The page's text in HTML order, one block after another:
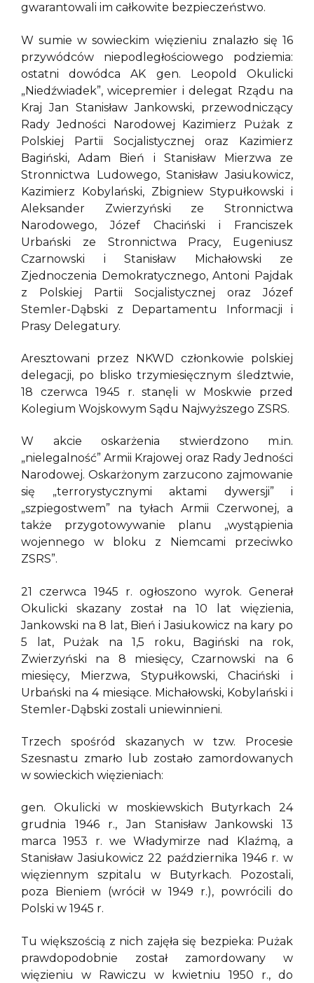
gwarantowali im całkowite bezpieczeństwo.
W sumie w sowieckim więzieniu znalazło się 16
przywódców niepodległościowego podziemia:
ostatni dowódca AK gen. Leopold Okulicki
„Niedźwiadek”, wicepremier i delegat Rządu na
Kraj Jan Stanisław Jankowski, przewodniczący
Rady Jedności Narodowej Kazimierz Pużak z
Polskiej Partii Socjalistycznej oraz Kazimierz
Bagiński, Adam Bień i Stanisław Mierzwa ze
Stronnictwa Ludowego, Stanisław Jasiukowicz,
Kazimierz Kobylański, Zbigniew Stypułkowski i
Aleksander Zwierzyński ze Stronnictwa
Narodowego, Józef Chaciński i Franciszek
Urbański ze Stronnictwa Pracy, Eugeniusz
Czarnowski i Stanisław Michałowski ze
Zjednoczenia Demokratycznego, Antoni Pajdak
z Polskiej Partii Socjalistycznej oraz Józef
Stemler-Dąbski z Departamentu Informacji i
Prasy Delegatury.
Aresztowani przez NKWD członkowie polskiej
delegacji, po blisko trzymiesięcznym śledztwie,
18 czerwca 1945 r. stanęli w Moskwie przed
Kolegium Wojskowym Sądu Najwyższego ZSRS.
W akcie oskarżenia stwierdzono m.in.
„nielegalność” Armii Krajowej oraz Rady Jedności
Narodowej. Oskarżonym zarzucono zajmowanie
się „terrorystycznymi aktami dywersji” i
„szpiegostwem” na tyłach Armii Czerwonej, a
także przygotowywanie planu „wystąpienia
wojennego w bloku z Niemcami przeciwko
ZSRS”.
21 czerwca 1945 r. ogłoszono wyrok. Generał
Okulicki skazany został na 10 lat więzienia,
Jankowski na 8 lat, Bień i Jasiukowicz na kary po
5 lat, Pużak na 1,5 roku, Bagiński na rok,
Zwierzyński na 8 miesięcy, Czarnowski na 6
miesięcy, Mierzwa, Stypułkowski, Chaciński i
Urbański na 4 miesiące. Michałowski, Kobylański i
Stemler-Dąbski zostali uniewinnieni.
Trzech spośród skazanych w tzw. Procesie
Szesnastu zmarło lub zostało zamordowanych
w sowieckich więzieniach:
gen. Okulicki w moskiewskich Butyrkach 24
grudnia 1946 r., Jan Stanisław Jankowski 13
marca 1953 r. we Władymirze nad Klaźmą, a
Stanisław Jasiukowicz 22 października 1946 r. w
więziennym szpitalu w Butyrkach. Pozostali,
poza Bieniem (wrócił w 1949 r.), powrócili do
Polski w 1945 r.
Tu większością z nich zajęła się bezpieka: Pużak
prawdopodobnie został zamordowany w
więzieniu w Rawiczu w kwietniu 1950 r., do